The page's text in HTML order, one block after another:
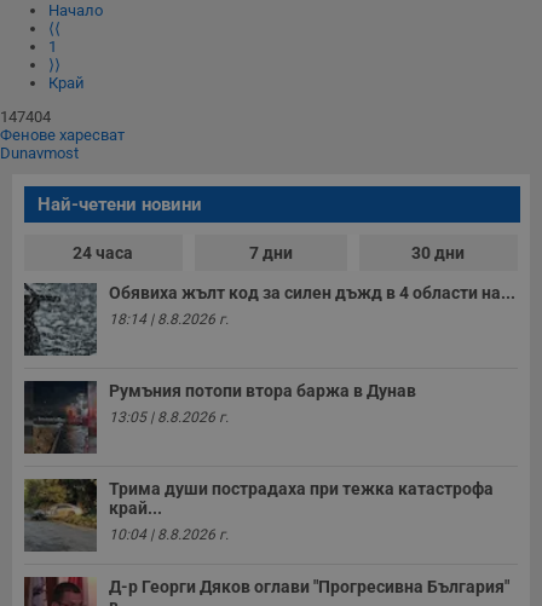
Начало
⟨⟨
1
⟩⟩
Край
147404
Фенове харесват
Dunavmost
Най-четени новини
24 часа 7 дни 30 дни
Обявиха жълт код за силен дъжд в 4 области на...
18:14 | 8.8.2026 г.
Румъния потопи втора баржа в Дунав
13:05 | 8.8.2026 г.
Трима души пострадаха при тежка катастрофа
край...
10:04 | 8.8.2026 г.
Д-р Георги Дяков оглави "Прогресивна България"